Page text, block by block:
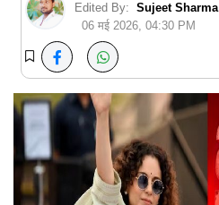
Edited By: Sujeet Sharma
06 मई 2026, 04:30 PM